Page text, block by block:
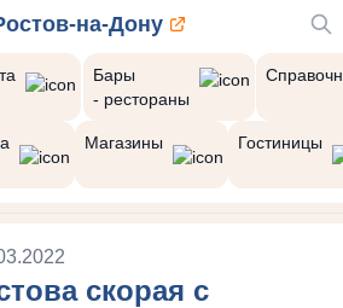
на-Дону
Бары
- рестораны
Магазины Гостиницы
скорая с